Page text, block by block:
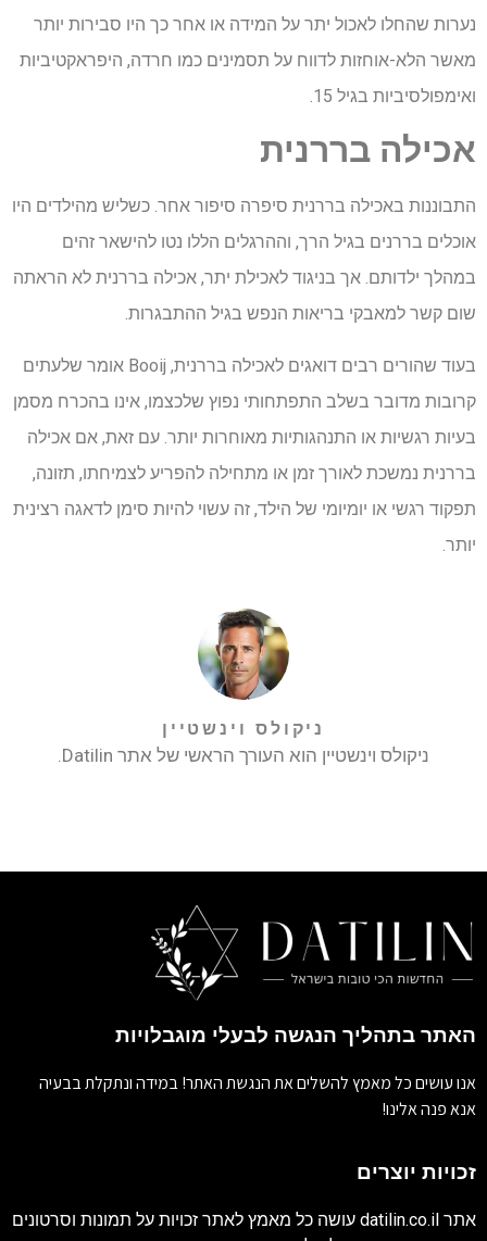
נערות שהחלו לאכול יתר על המידה או אחר כך היו סבירות יותר
מאשר הלא-אוחזות לדווח על תסמינים כמו חרדה, היפראקטיביות
ואימפולסיביות בגיל 15.
אכילה בררנית
התבוננות באכילה בררנית סיפרה סיפור אחר. כשליש מהילדים היו
אוכלים בררנים בגיל הרך, וההרגלים הללו נטו להישאר זהים
במהלך ילדותם. אך בניגוד לאכילת יתר, אכילה בררנית לא הראתה
שום קשר למאבקי בריאות הנפש בגיל ההתבגרות.
בעוד שהורים רבים דואגים לאכילה בררנית, Booij אומר שלעתים
קרובות מדובר בשלב התפתחותי נפוץ שלכצמו, אינו בהכרח מסמן
בעיות רגשיות או התנהגותיות מאוחרות יותר. עם זאת, אם אכילה
בררנית נמשכת לאורך זמן או מתחילה להפריע לצמיחתו, תזונה,
תפקוד רגשי או יומיומי של הילד, זה עשוי להיות סימן לדאגה רצינית
יותר.
ניקולס וינשטיין
ניקולס וינשטיין הוא העורך הראשי של אתר Datilin.
האתר בתהליך הנגשה לבעלי מוגבלויות
אנו עושים כל מאמץ להשלים את הנגשת האתר! במידה ונתקלת בבעיה
אנא פנה אלינו!
זכויות יוצרים
אתר datilin.co.il עושה כל מאמץ לאתר זכויות על תמונות וסרטונים